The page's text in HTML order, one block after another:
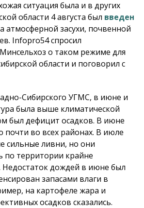
ситуация была и в других
области 4 августа был введен
атмосферной засухи, почвенной
Infopro54спросил
о таком режиме для
области и поговорил с
Сибирского УГМС, в июне и
была выше климатической
был дефицит осадков. В июне
почти во всех районах. В июле
сильные ливни, но они
по территории крайне
дождей в июне был
запасами влаги в
на картофеле жара и
осадков сказались.